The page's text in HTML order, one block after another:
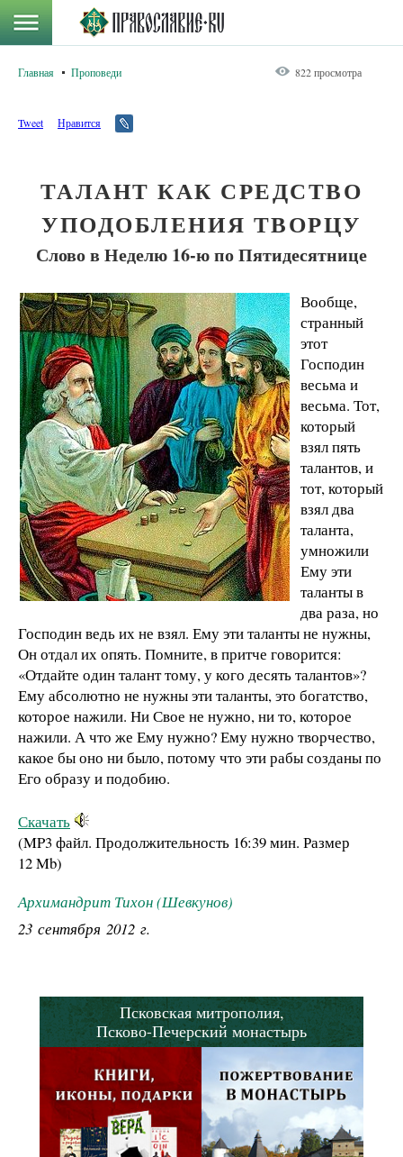
Главная Проповеди 822 просмотра
Tweet Нравится
ТАЛАНТ КАК СРЕДСТВО
УПОДОБЛЕНИЯ ТВОРЦУ
Слово в Неделю 16-ю по Пятидесятнице
Вообще,
странный
этот
Господин
весьма и
весьма. Тот,
который
взял пять
талантов, и
тот, который
взял два
таланта,
умножили
Ему эти
таланты в
два раза, но
Господин ведь их не взял. Ему эти таланты не нужны,
Он отдал их опять. Помните, в притче говорится:
«Отдайте один талант тому, у кого десять талантов»?
Ему абсолютно не нужны эти таланты, это богатство,
которое нажили. Ни Свое не нужно, ни то, которое
нажили. А что же Ему нужно? Ему нужно творчество,
какое бы оно ни было, потому что эти рабы созданы по
Его образу и подобию.
Скачать
(MP3 файл. Продолжительность 16:39 мин. Размер
12 Mb)
Архимандрит Тихон (Шевкунов)
23 сентября 2012 г.
Псковская митрополия,
Псково-Печерский монастырь